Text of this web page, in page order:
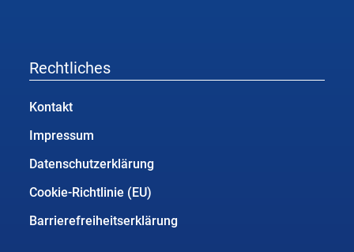
Rechtliches
Kontakt
Impressum
Datenschutzerklärung
Cookie-Richtlinie (EU)
Barrierefreiheitserklärung